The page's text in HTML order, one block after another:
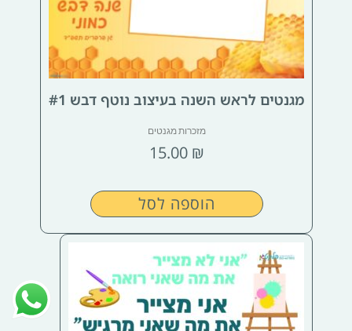
מגנטים לראש השנה בעיצוב נוטף דבש #1
מזכרות מגנטים
15.00 ₪
הוספה לסל